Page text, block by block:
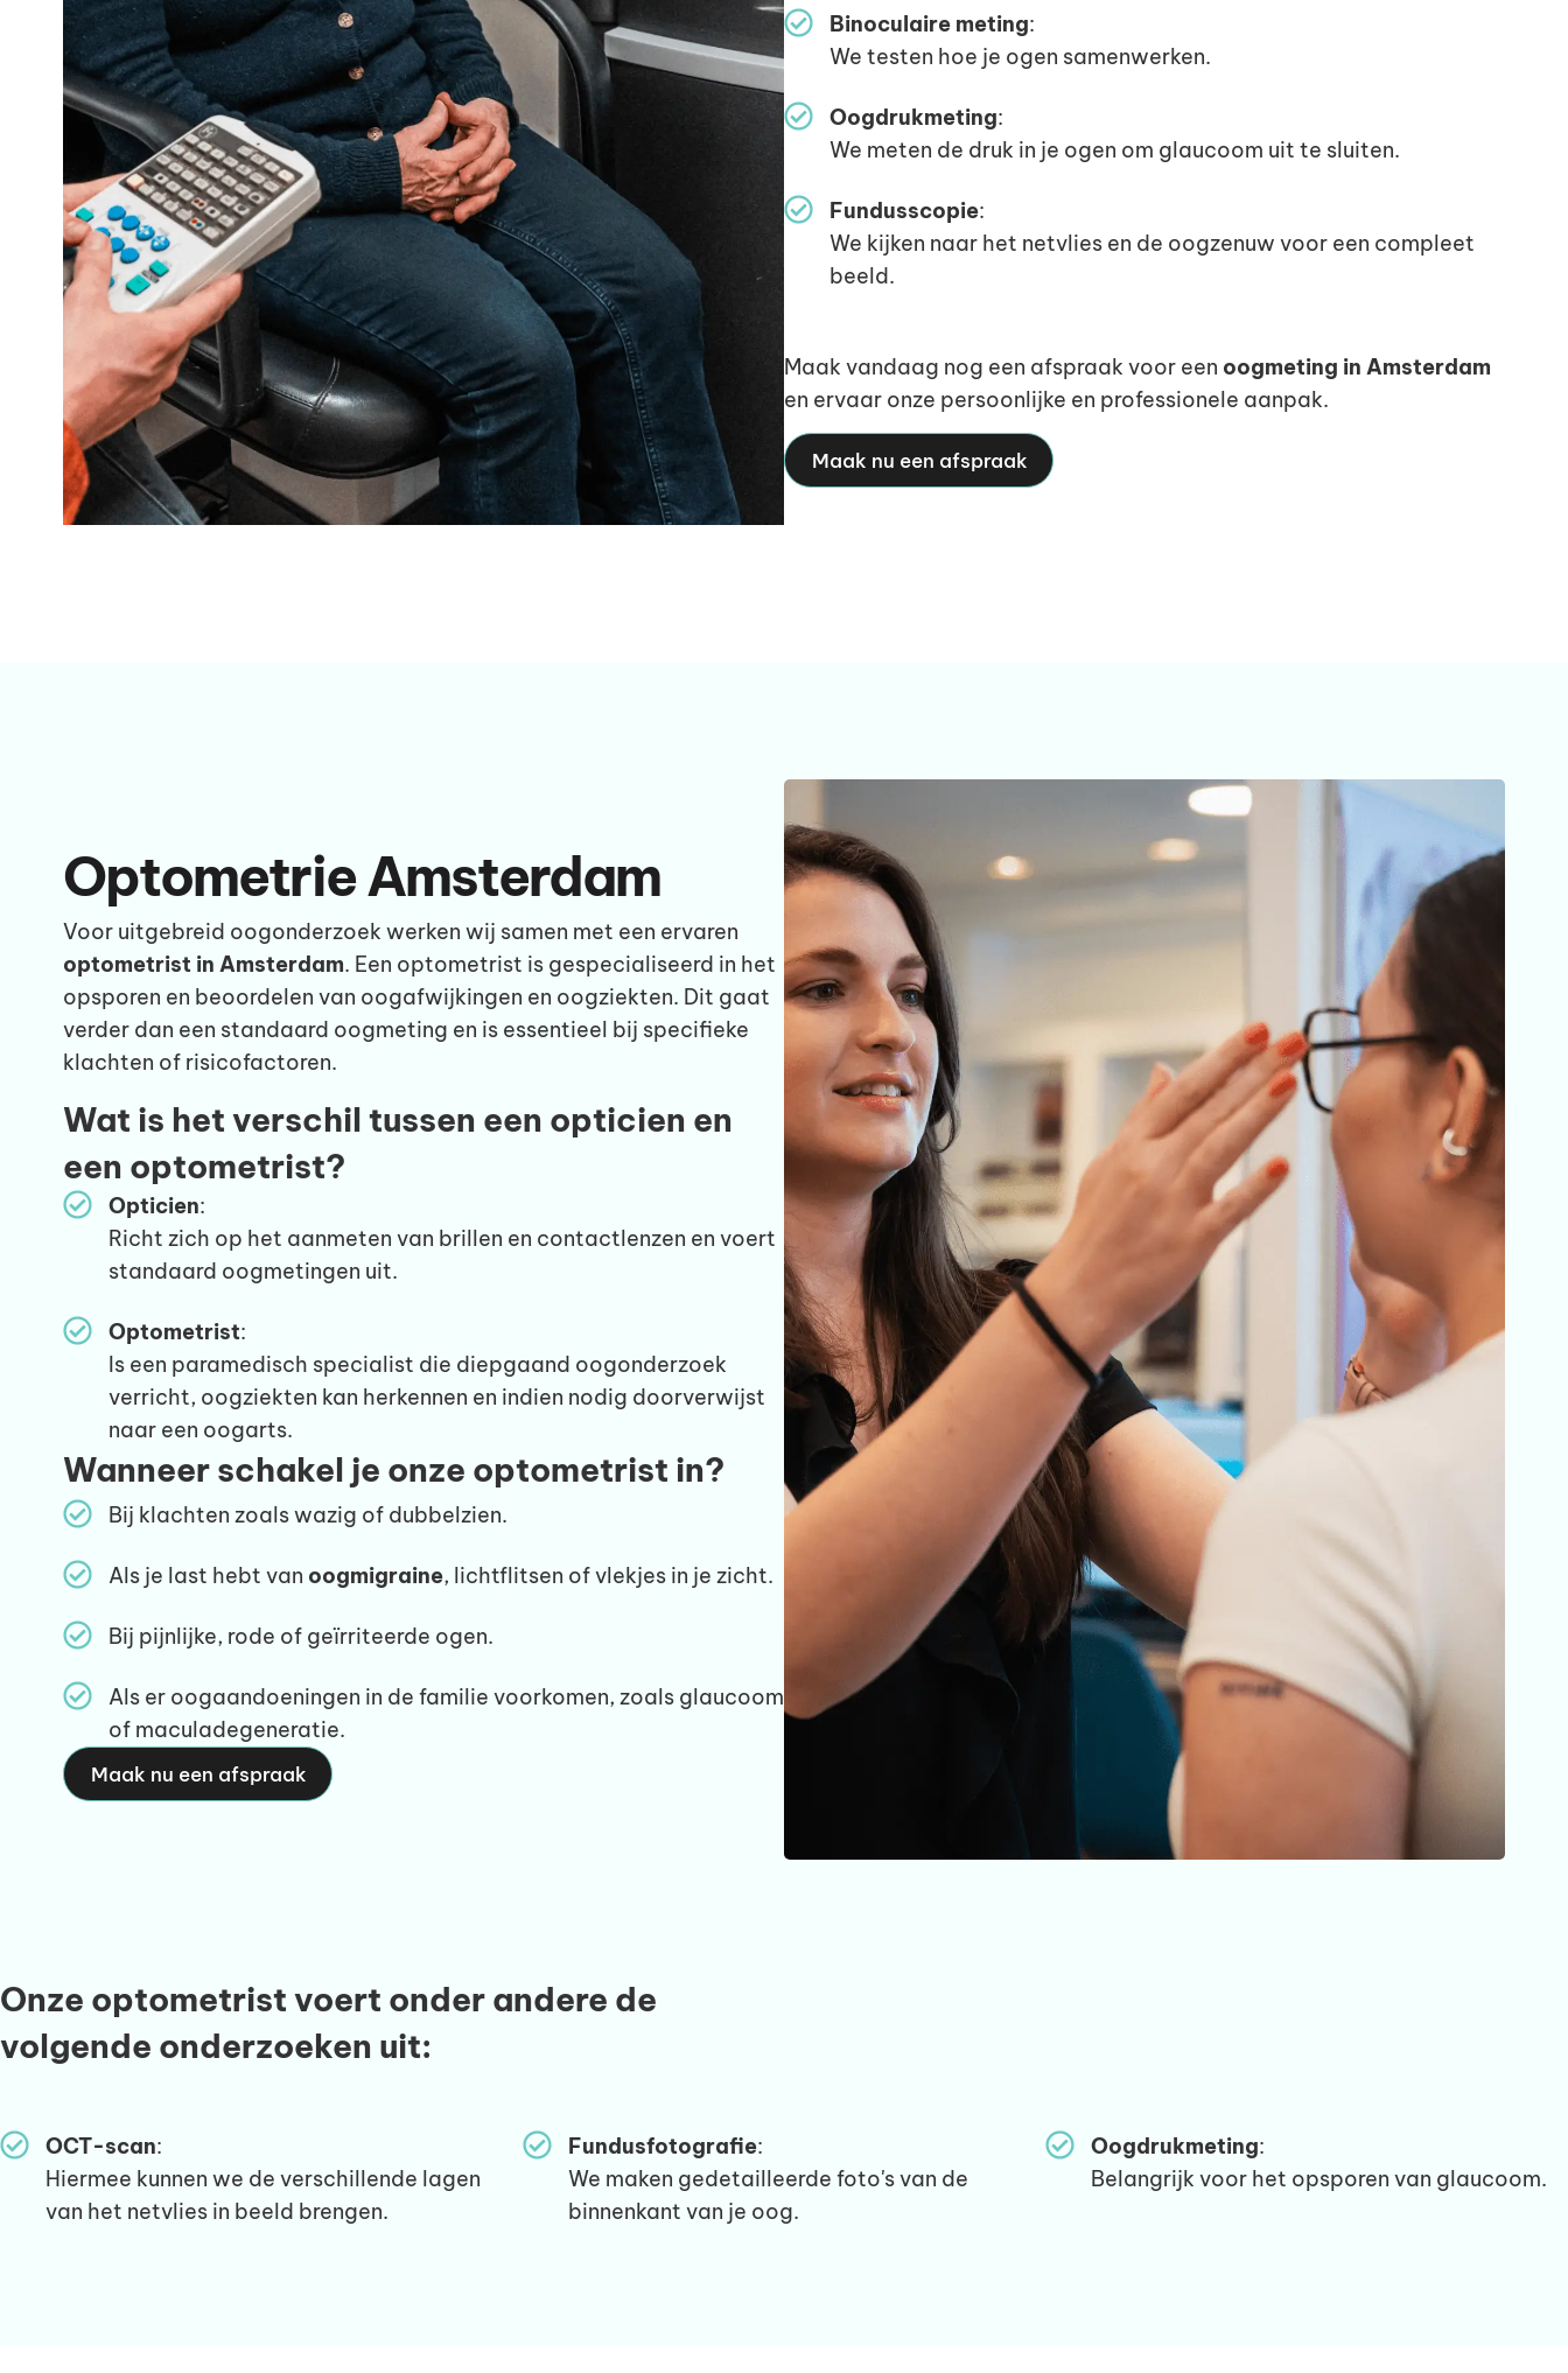
Binoculaire meting:
We testen hoe je ogen samenwerken.
Oogdrukmeting:
We meten de druk in je ogen om glaucoom uit te sluiten.
Fundusscopie:
We kijken naar het netvlies en de oogzenuw voor een compleet
beeld.
Maak vandaag nog een afspraak voor een oogmeting in Amsterdam
en ervaar onze persoonlijke en professionele aanpak.
Maak nu een afspraak
Optometrie Amsterdam
Voor uitgebreid oogonderzoek werken wij samen met een ervaren
optometrist in Amsterdam. Een optometrist is gespecialiseerd in het
opsporen en beoordelen van oogafwijkingen en oogziekten. Dit gaat
verder dan een standaard oogmeting en is essentieel bij specifieke
klachten of risicofactoren.
Wat is het verschil tussen een opticien en
een optometrist?
Opticien:
Richt zich op het aanmeten van brillen en contactlenzen en voert
standaard oogmetingen uit.
Optometrist:
Is een paramedisch specialist die diepgaand oogonderzoek
verricht, oogziekten kan herkennen en indien nodig doorverwijst
naar een oogarts.
Wanneer schakel je onze optometrist in?
Bij klachten zoals wazig of dubbelzien.
Als je last hebt van oogmigraine, lichtflitsen of vlekjes in je zicht.
Bij pijnlijke, rode of geïrriteerde ogen.
Als er oogaandoeningen in de familie voorkomen, zoals glaucoom
of maculadegeneratie.
Maak nu een afspraak
Onze optometrist voert onder andere de
volgende onderzoeken uit:
OCT-scan:
Hiermee kunnen we de verschillende lagen
van het netvlies in beeld brengen.
Fundusfotografie:
We maken gedetailleerde foto's van de
binnenkant van je oog.
Oogdrukmeting:
Belangrijk voor het opsporen van glaucoom.